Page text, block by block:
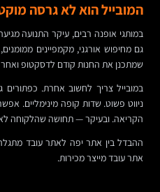
המובייל הוא לא גרסה
במותגי אופנה רבים, עיקר התנועה
שמתכנן את החנות קודם לדסקטופ ואחר
במובייל צריך לחשוב אחרת. כפתורים
ניווט פשוט. שדות קופה מינימליים.
הקריאה. ובעיקר — תחושה שהלקוחה
ההבדל בין אתר יפה לאתר עובד
אתר עובד מייצר מכירות.